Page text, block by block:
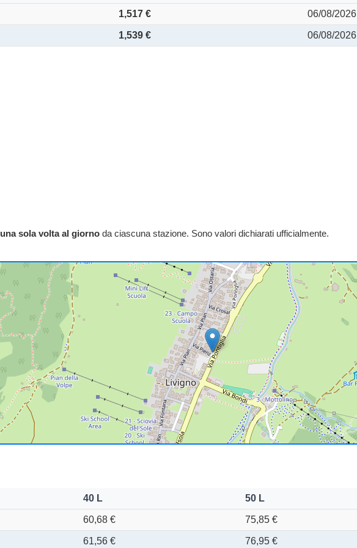
1,517 € 06/08/2026
1,539 € 06/08/2026
una sola volta al giorno da ciascuna stazione. Sono valori dichiarati ufficialmente.
40 L 50 L
60,68 € 75,85 €
61,56 € 76,95 €